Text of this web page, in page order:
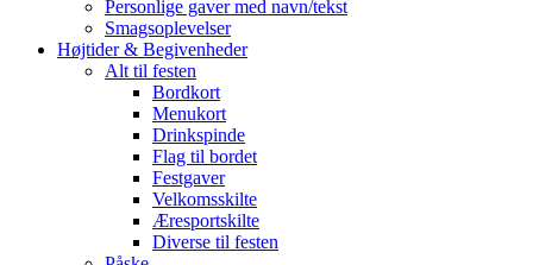
Personlige gaver med navn/tekst
Smagsoplevelser
Højtider & Begivenheder
Alt til festen
Bordkort
Menukort
Drinkspinde
Flag til bordet
Festgaver
Velkomsskilte
Æresportskilte
Diverse til festen